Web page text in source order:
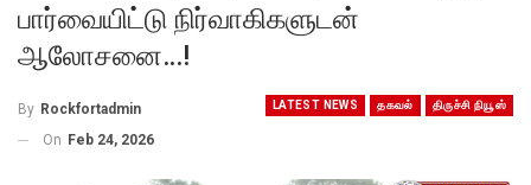
பார்வையிட்டு நிர்வாகிகளுடன்
ஆலோசனை…!
LATEST NEWS தகவல் திருச்சி நியூஸ்
By Rockfortadmin
On Feb 24, 2026